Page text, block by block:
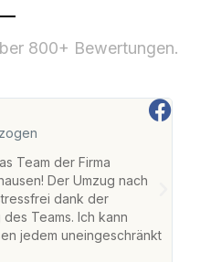
800+ Bewertungen.
Team der Firma
Der Umzug nach
dank der
Teams. Ich kann
jedem uneingeschränkt